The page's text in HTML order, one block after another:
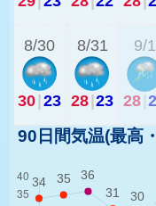
8/30
30 23
8/31
28 23
9/1
28
90日間気温(最高